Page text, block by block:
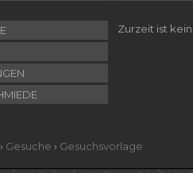
Zurzeit ist
› Gesuche › Gesuchsvorlage